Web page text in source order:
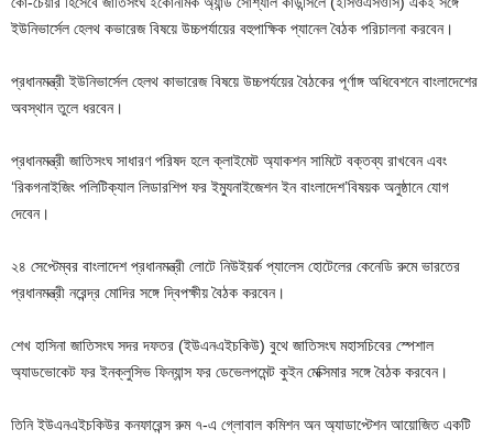
ইউনিভার্সেল হেলথ কভারেজ বিষয়ে উচ্চপর্যায়ের বহুপাক্ষিক প্যানেল বৈঠক পরিচালনা করবেন।
প্রধানমন্ত্রী ইউনিভার্সেল হেলথ কাভারেজ বিষয়ে উচ্চপর্যয়ের বৈঠকের পূর্ণাঙ্গ অধিবেশনে বাংলাদেশের
অবস্থান তুলে ধরবেন।
প্রধানমন্ত্রী জাতিসংঘ সাধারণ পরিষদ হলে ক্লাইমেট অ্যাকশন সামিটে বক্তব্য রাখবেন এবং
‘রিকগনাইজিং পলিটিক্যাল লিডারশিপ ফর ইম্যুনাইজেশন ইন বাংলাদেশ’বিষয়ক অনুষ্ঠানে যোগ
দেবেন।
২৪ সেপ্টেম্বর বাংলাদেশ প্রধানমন্ত্রী লোটে নিউইয়র্ক প্যালেস হোটেলের কেনেডি রুমে ভারতের
প্রধানমন্ত্রী নরেন্দ্র মোদির সঙ্গে দ্বিপক্ষীয় বৈঠক করবেন।
শেখ হাসিনা জাতিসংঘ সদর দফতর (ইউএনএইচকিউ) বুথে জাতিসংঘ মহাসচিবের স্পেশাল
অ্যাডভোকেট ফর ইনক্লুসিভ ফিন্যান্স ফর ডেভেলপমেন্ট কুইন মেক্সিমার সঙ্গে বৈঠক করবেন।
তিনি ইউএনএইচকিউর কনফারেন্স রুম ৭-এ গ্লোবাল কমিশন অন অ্যাডাপ্টেশন আয়োজিত একটি